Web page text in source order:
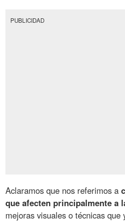
PUBLICIDAD
Aclaramos que nos referimos a
que afecten principalmente a
mejoras visuales o técnicas que